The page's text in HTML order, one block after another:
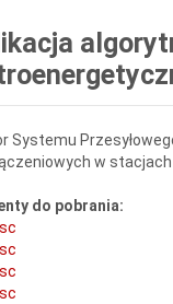
Systemu
w
do pobrania: